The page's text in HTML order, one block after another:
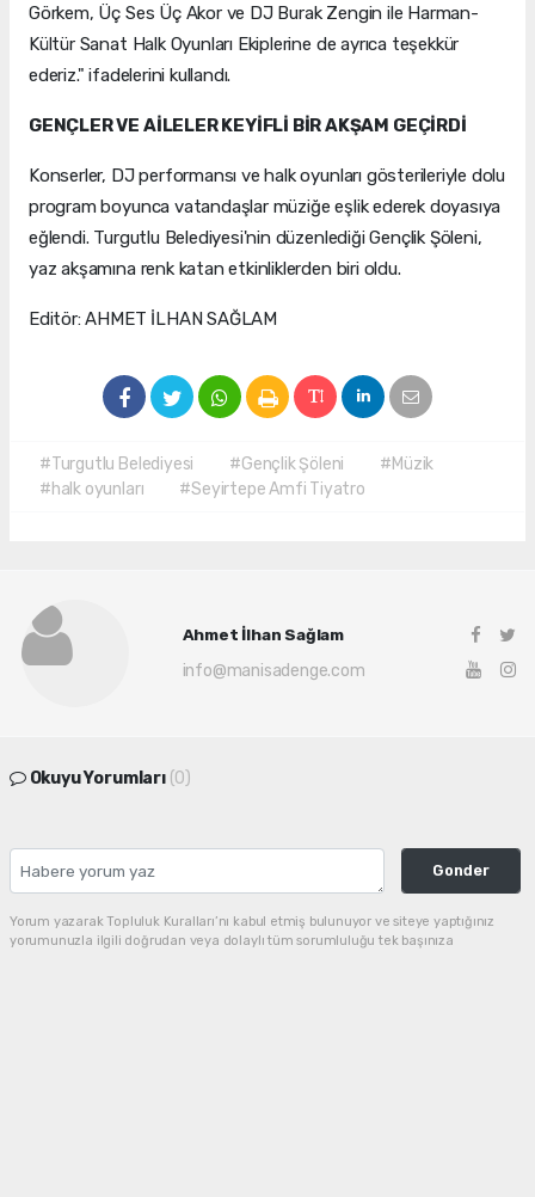
Görkem, Üç Ses Üç Akor ve DJ Burak Zengin ile Harman-
Kültür Sanat Halk Oyunları Ekiplerine de ayrıca teşekkür
ederiz." ifadelerini kullandı.
GENÇLER VE AİLELER KEYİFLİ BİR AKŞAM GEÇİRDİ
Konserler, DJ performansı ve halk oyunları gösterileriyle dolu
program boyunca vatandaşlar müziğe eşlik ederek doyasıya
eğlendi. Turgutlu Belediyesi'nin düzenlediği Gençlik Şöleni,
yaz akşamına renk katan etkinliklerden biri oldu.
Editör: AHMET İLHAN SAĞLAM
#Turgutlu Belediyesi #Gençlik Şöleni
#Müzik
#halk oyunları
#Seyirtepe Amfi Tiyatro
Ahmet İlhan Sağlam
info@manisadenge.com
Okuyu Yorumları (0)
Gonder
Yorum yazarak Topluluk Kuralları’nı kabul etmiş bulunuyor ve siteye yaptığınız
yorumunuzla ilgili doğrudan veya dolaylı tüm sorumluluğu tek başınıza